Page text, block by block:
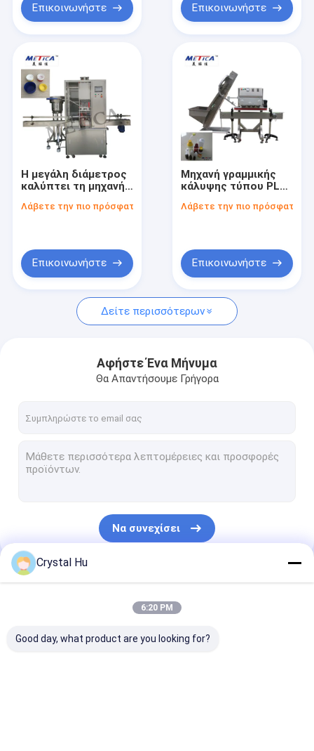
Προϊόντα
Εμφάνιση VR
Περίπου εμείς
Ζητήστε ένα απόσπασμα
Μηχανή πλήρωσης μπουκαλιών
μηχανή μαρκαρίσματος μπουκαλιών
πλυντήριο μπουκαλιών
Γεμίζοντας και σφραγίζοντας μηχανή σωλήνων
Εμφιαλώνοντας γραμμή παραγωγής
Μηχανή συσκευασίας συνήθειας
κονσερβοποιώντας μηχανή μπουκαλιών
Επικοινωνήστε Επικοινωνήστε
Η μεγάλη διάμετρος
καλύπτει τη μηχανή
τροφοδότη ΚΑΠ
Λάβετε την πιο πρόσφατη τιμή
Επικοινωνήστε
Μηχανή γραμμικής
κάλυψης τύπου PLC
μπουκάλια με ύψος
Λάβετε την πιο πρόσφατη
Επικοινωνήστε
Δείτε περισσότερων
Αφήστε Ένα Μήνυμα
Θα Απαντήσουμε Γρήγορα
Να συνεχίσει
Οι Κατηγορίες Μας
Crystal Hu
6:20 PM
Good day, what product are you looking for?